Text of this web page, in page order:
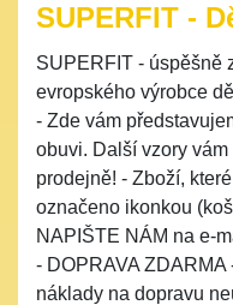
SUPERFIT -
SUPERFIT - úspěšně
evropského výrobce
- Zde vám
obuvi. Další vzory
prodejně! - Zboží,
označeno ikonkou
NAPIŠTE NÁM na e-
- DOPRAVA
náklady na dopravu